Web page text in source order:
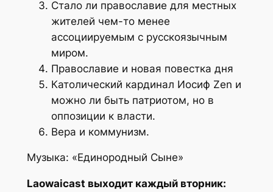
Стало ли православие для местных
жителей чем-то менее
ассоциируемым с русскоязычным
миром.
Православие и новая повестка дня
Католический кардинал Иосиф Zen и
можно ли быть патриотом, но в
оппозиции к власти.
Вера и коммунизм.
Музыка: «Единородный Сыне»
Laowaicast выходит каждый вторник: